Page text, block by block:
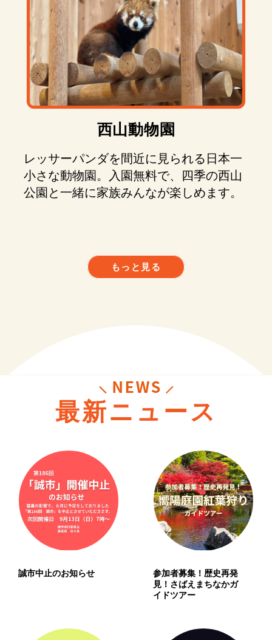
西山動物園
レッサーパンダを間近に見られる日本一
小さな動物園。入園無料で、四季の西山
公園と一緒に家族みんなが楽しめます。
もっと見る
最新ニュース
誠市中止のお知らせ
参加者募集！歴史再発
見！さばえまちなかガ
イドツアー